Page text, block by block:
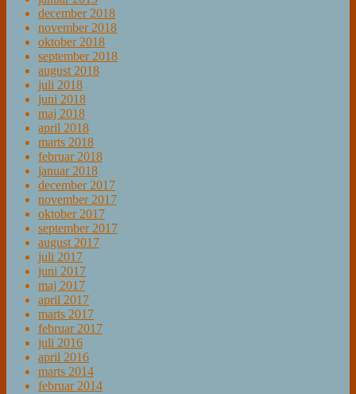
december 2018
november 2018
oktober 2018
september 2018
august 2018
juli 2018
juni 2018
maj 2018
april 2018
marts 2018
februar 2018
januar 2018
december 2017
november 2017
oktober 2017
september 2017
august 2017
juli 2017
juni 2017
maj 2017
april 2017
marts 2017
februar 2017
juli 2016
april 2016
marts 2014
februar 2014